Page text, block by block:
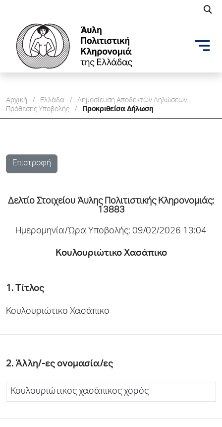
Αρχική / Ελλάδα /
Δημοσίευση Aποδεκτών Δηλώσεων
Πρόθεσης Υποβολής
/ Προκριθείσα Δήλωση
Επιστροφή
Δελτίo Στοιχείου Άυλης Πολιτιστικής Κληρονομιάς:
13883
Ημερομηνία/Ώρα Υποβολής: 09/02/2026 13:04
Κουλουριώτικο Χασάπικο
1. Τίτλος
Κουλουριώτικο Χασάπικο
2. Άλλη/-ες ονομασία/ες
Κουλουριώτικος χασάπικος χορός